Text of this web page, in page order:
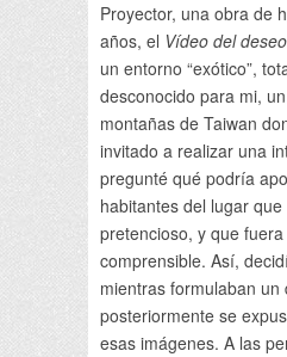
Proyector, una obra de
años, el Vídeo del deseo
un entorno “exótico”,
desconocido para mi,
montañas de Taiwan
invitado a realizar una
pregunté qué podría
habitantes del lugar
pretencioso, y que
comprensible. Así,
mientras formulaban un
posteriormente se
esas imágenes. A las